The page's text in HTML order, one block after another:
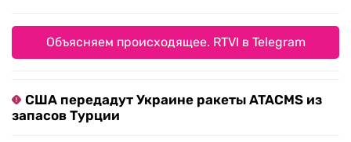
Объясняем происходящее. RTVI в Telegram
США передадут Украине ракеты ATACMS из
запасов Турции